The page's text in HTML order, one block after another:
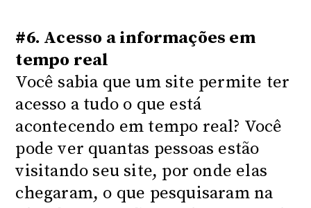
#6. Acesso a informações em
tempo real
Você sabia que um site permite ter
acesso a tudo o que está
acontecendo em tempo real? Você
pode ver quantas pessoas estão
visitando seu site, por onde elas
chegaram, o que pesquisaram na